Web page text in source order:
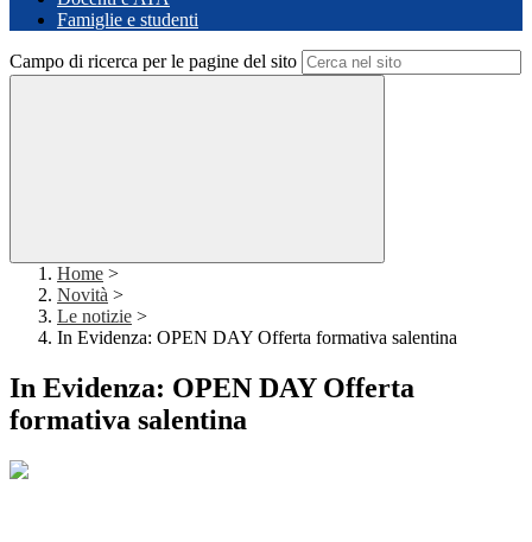
Famiglie e studenti
Campo di ricerca per le pagine del sito
Home >
Novità >
Le notizie >
In Evidenza: OPEN DAY Offerta formativa salentina
In Evidenza: OPEN DAY Offerta
formativa salentina